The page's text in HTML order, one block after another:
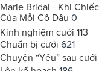
Marie Bridal - Khi
Của Mỗi Cô Dâu 0
Kinh nghiệm cưới 113
Chuẩn bị cưới 621
Chuyện “Yêu” sau cưới